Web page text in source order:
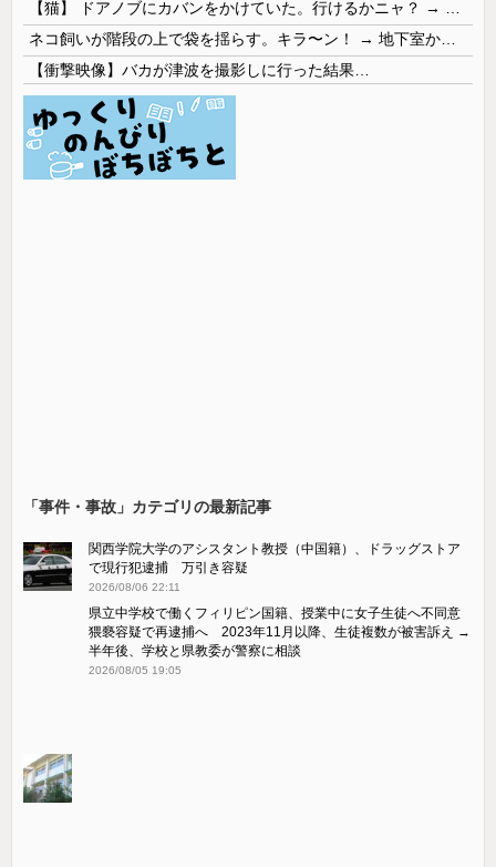
【衝撃映像】バカが津波を撮影しに行った結果…
「事件・事故」カテゴリの最新記事
関西学院大学のアシスタント教授（中国籍）、ドラッグストア
で現行犯逮捕 万引き容疑
2026/08/06 22:11
県立中学校で働くフィリピン国籍、授業中に女子生徒へ不同意
猥褻容疑で再逮捕へ 2023年11月以降、生徒複数が被害訴え →
半年後、学校と県教委が警察に相談
2026/08/05 19:05